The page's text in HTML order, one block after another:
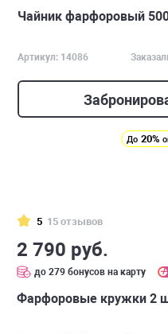
Чайник фарфоровый
Артикул: 14086
До 20%
5 15 отзывов
2 790 руб.
до 279 бонусов на карту
Фарфоровые кружки 2